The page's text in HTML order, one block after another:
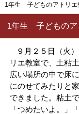
1年生 子どものアトリエ
1年生 子どものア
９月２５日（火
リエ教室で、土粘
広い場所の中で床
にのせてみたりと
できました。粘土
「つめたいよ。」